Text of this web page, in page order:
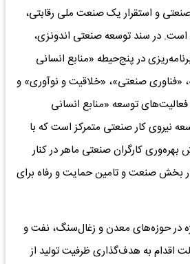
و استقرار یک صنعت ملی رقابتی،
است. در سند توسعه صنعتی اندونزی،
در پنج‌حیطه «منابع انسانی
«فناوری صنعتی»، «خلاقیت و نوآوری» و
توسعه «منابع انسانی
نیروی کار صنعتی متمرکز است که با
کارگران صنعتی ماهر در کنار
بخش صنعت و تامین حمایت و رفاه برای
در حوزه‌‌‌های معدن و زغال‌‌‌سنگ، نفت و
اقدام به هدف‌‌‌گذاری ظرفیت تولید از